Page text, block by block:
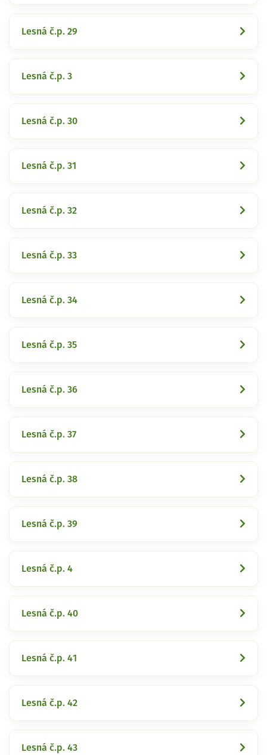
Lesná č.p. 29
Lesná č.p. 3
Lesná č.p. 30
Lesná č.p. 31
Lesná č.p. 32
Lesná č.p. 33
Lesná č.p. 34
Lesná č.p. 35
Lesná č.p. 36
Lesná č.p. 37
Lesná č.p. 38
Lesná č.p. 39
Lesná č.p. 4
Lesná č.p. 40
Lesná č.p. 41
Lesná č.p. 42
Lesná č.p. 43